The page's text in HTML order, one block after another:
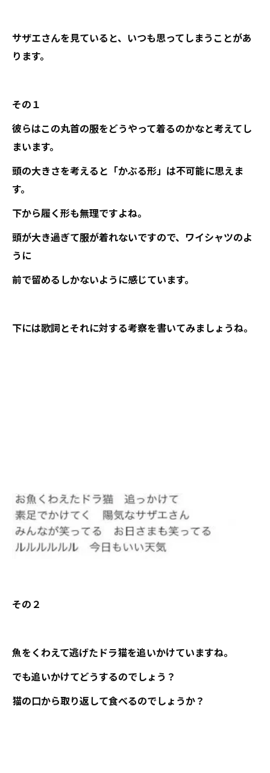
サザエさんを見ていると、いつも思ってしまうことがあ
ります。
その１
彼らはこの丸首の服をどうやって着るのかなと考えてし
まいます。
頭の大きさを考えると「かぶる形」は不可能に思えま
す。
下から履く形も無理ですよね。
頭が大き過ぎて服が着れないですので、ワイシャツのよ
うに
前で留めるしかないように感じています。
下には歌詞とそれに対する考察を書いてみましょうね。
その２
魚をくわえて逃げたドラ猫を追いかけていますね。
でも追いかけてどうするのでしょう？
猫の口から取り返して食べるのでしょうか？